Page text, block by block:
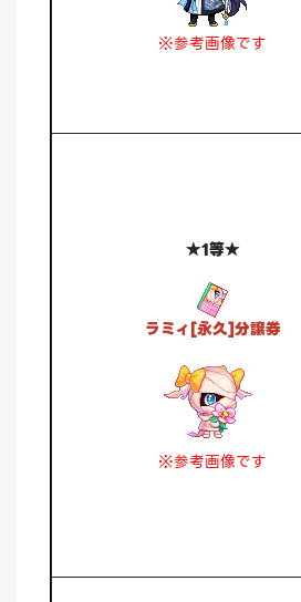
※参考画像です
★1等★
ラミィ[永久]分譲券
※参考画像です